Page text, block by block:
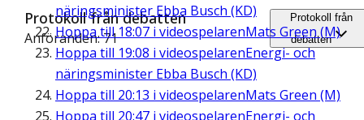
näringsminister Ebba Busch (KD)
Hoppa till 18:07 i videospelarenMats Green (M)
Hoppa till 19:08 i videospelarenEnergi- och
näringsminister Ebba Busch (KD)
Hoppa till 20:13 i videospelarenMats Green (M)
Hoppa till 20:47 i videospelarenEnergi- och
Protokoll från debatten
Anföranden: 71
Protokoll från
debatten